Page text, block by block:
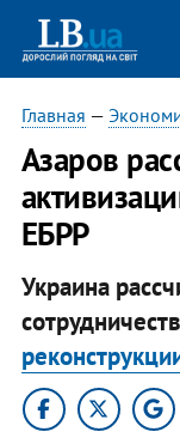
Главная —
Азаров
ЕБРР
Украина